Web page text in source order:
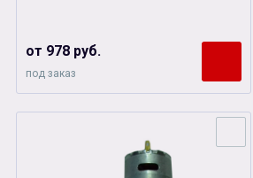
от 978 руб.
под заказ